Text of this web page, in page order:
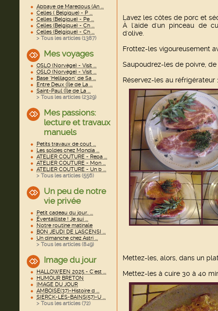
Abbaye de Maredous (An ...
Celles ( Belgique) - P ...
Celles (Belgique) - Pe ...
Celles (Belgique) - Ch ...
Celles (Belgique) - Ch ...
> Tous les articles (1387)
Mes voyages
OSLO (Norvège) - Visit ...
OSLO (Norvège) - Visit ...
Base "Helilagon" de Sa ...
Entre Deux (Île de La ...
Saint-Paul (Île de La ...
> Tous les articles (2329)
Mes passions:
lecture et travaux
manuels
Petits travaux de cout ...
Les soldes chez Mondia ...
ATELIER COUTURE - Repa ...
ATELIER COUTURE - Mon ...
ATELIER COUTURE - Un b ...
> Tous les articles (556)
Un peu de notre
vie privée
Petit cadeau du jour.. ...
Éventailliste ! Je sui ...
Notre routine matinale
BON JEUDI DE L'ASCENSI ...
Un dimanche chez Astri ...
> Tous les articles (849)
Image du jour
HALLOWEEN 2025 - C'est ...
HUMOUR BRETON
IMAGE DU JOUR
AMBOISE(37)-Histoire d ...
SIERCK-LES-BAINS(57)-U ...
> Tous les articles (72)
Lavez les côtes de porc et
À l'aide d'un pinceau de
d'olive.
Frottez-les vigoureusement
Saupoudrez-les de poivre,
Réservez-les au réfrigérateur
Mettez-les, alors, dans un
Mettez-les à cuire 30 à 40